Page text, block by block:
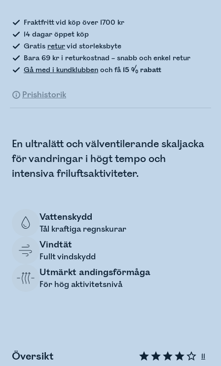
Fraktfritt vid köp över 1700 kr
14 dagar öppet köp
Gratis returvid storleksbyte
Bara 69 kr i returkostnad – snabb och enkel retur
Gå med i kundklubben och få 15 % rabatt
Prishistorik
En ultralätt och välventilerande skaljacka
för vandringar i högt tempo och
intensiva friluftsaktiviteter.
Vattenskydd
Tål kraftiga regnskurar
Vindtät
Fullt vindskydd
Utmärkt andingsförmåga
För hög aktivitetsnivå
Översikt 11